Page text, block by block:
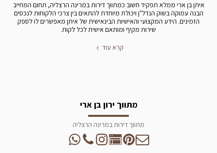
איתן בן ארי ממלא תפקיד חשוב כמתווך דירות במרינה הרצליה, תחום המחייב
הבנה עמוקה בשוק הנדל"ן ויכולת מיוחדת להתאים בין צרכי הלקוחות לנכסים
הזמינים. הידע המקצועי והאישיות הבינאישית של איתן מאפשרים לו לספק
שירות מקיף ומותאם אישית לכל לקוח.
קרא עוד
מתווך ירון בן ארי
מתווך דירות במרינה הרצליה